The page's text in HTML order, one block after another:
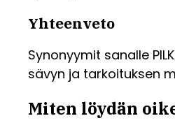
Yhteenveto
Synonyymit sanalle
sävyn ja tarkoituksen
Miten löydän